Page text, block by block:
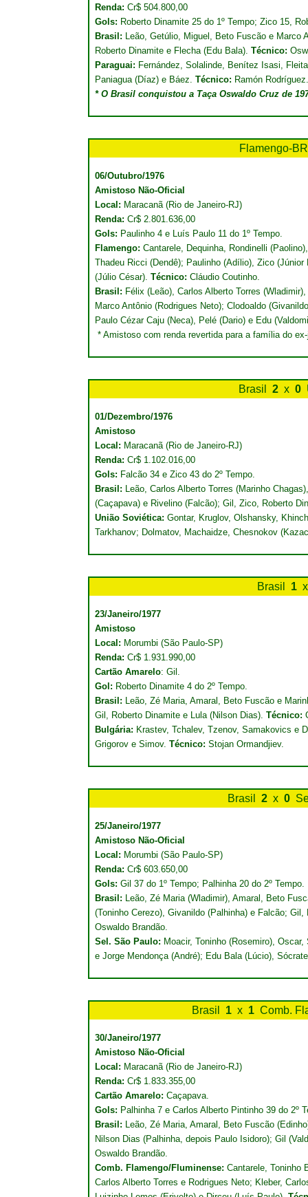
Renda: Cr$ 504.800,00
Gols: Roberto Dinamite 25 do 1º Tempo; Zico 15,
Brasil: Leão, Getúlio, Miguel, Beto Fuscão e Marco
Roberto Dinamite e Flecha (Edu Bala). Técnico:
Paraguai: Fernández, Solalinde, Benítez Isasi,
Paniagua (Díaz) e Báez. Técnico: Ramón Rodríguez.
* O Brasil conquistou a Taça Oswaldo Cruz de
Flamengo-
06/Outubro/1976
Amistoso Não-Oficial
Local: Maracanã (Rio de Janeiro-RJ)
Renda: Cr$ 2.801.636,00
Gols: Paulinho 4 e Luís Paulo 11 do 1º Tempo.
Flamengo: Cantarele, Dequinha, Rondinelli
Thadeu Ricci (Dendê); Paulinho (Adílio), Zico
(Júlio César). Técnico: Cláudio Coutinho.
Brasil: Félix (Leão), Carlos Alberto Torres
Marco Antônio (Rodrigues Neto); Clodoaldo
Paulo Cézar Caju (Neca), Pelé (Dario) e Edu
* Amistoso com renda revertida para a família do
Brasil 2 x 0
01/Dezembro/1976
Amistoso
Local: Maracanã (Rio de Janeiro-RJ)
Renda: Cr$ 1.102.016,00
Gols: Falcão 34 e Zico 43 do 2º Tempo.
Brasil: Leão, Carlos Alberto Torres (Marinho
(Caçapava) e Rivelino (Falcão); Gil, Zico, Roberto
União Soviética: Gontar, Kruglov, Olshansky,
Tarkhanov; Dolmatov, Machaidze, Chesnokov
Brasil 1 x
23/Janeiro/1977
Amistoso
Local: Morumbi (São Paulo-SP)
Renda: Cr$ 1.931.990,00
Cartão Amarelo: Gil.
Gol: Roberto Dinamite 4 do 2º Tempo.
Brasil: Leão, Zé Maria, Amaral, Beto Fuscão e
Gil, Roberto Dinamite e Lula (Nilson Dias). Técnico:
Bulgária: Krastev, Tchalev, Tzenov, Samakovics e
Grigorov e Simov. Técnico: Stojan Ormandjiev.
Brasil 2 x 0
25/Janeiro/1977
Amistoso Não-Oficial
Local: Morumbi (São Paulo-SP)
Renda: Cr$ 603.650,00
Gols: Gil 37 do 1º Tempo; Palhinha 20 do 2º Tempo.
Brasil: Leão, Zé Maria (Wladimir), Amaral, Beto
(Toninho Cerezo), Givanildo (Palhinha) e Falcão;
Oswaldo Brandão.
Sel. São Paulo: Moacir, Toninho (Rosemiro),
e Jorge Mendonça (André); Edu Bala (Lúcio),
Brasil 1 x 1 Comb.
30/Janeiro/1977
Amistoso Não-Oficial
Local: Maracanã (Rio de Janeiro-RJ)
Renda: Cr$ 1.833.355,00
Cartão Amarelo: Caçapava.
Gols: Palhinha 7 e Carlos Alberto Pintinho 39 do 2º
Brasil: Leão, Zé Maria, Amaral, Beto Fuscão
Nilson Dias (Palhinha, depois Paulo Isidoro); Gil
Oswaldo Brandão.
Comb. Flamengo/Fluminense: Cantarele, Toninho
Carlos Alberto Torres e Rodrigues Neto; Kleber,